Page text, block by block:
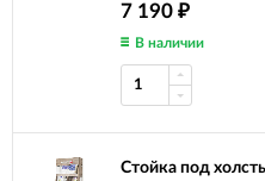
7 190 ₽
В наличии
Стойка под